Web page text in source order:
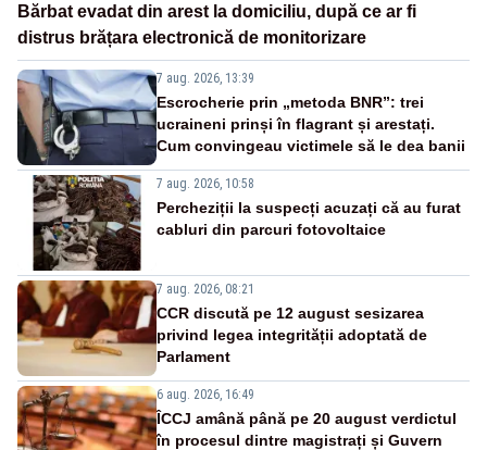
Bărbat evadat din arest la domiciliu, după ce ar fi
distrus brățara electronică de monitorizare
7 aug. 2026, 13:39
Escrocherie prin „metoda BNR”: trei
ucraineni prinși în flagrant și arestați.
Cum convingeau victimele să le dea banii
7 aug. 2026, 10:58
Percheziții la suspecți acuzați că au furat
cabluri din parcuri fotovoltaice
7 aug. 2026, 08:21
CCR discută pe 12 august sesizarea
privind legea integrității adoptată de
Parlament
6 aug. 2026, 16:49
ÎCCJ amână până pe 20 august verdictul
în procesul dintre magistrați și Guvern